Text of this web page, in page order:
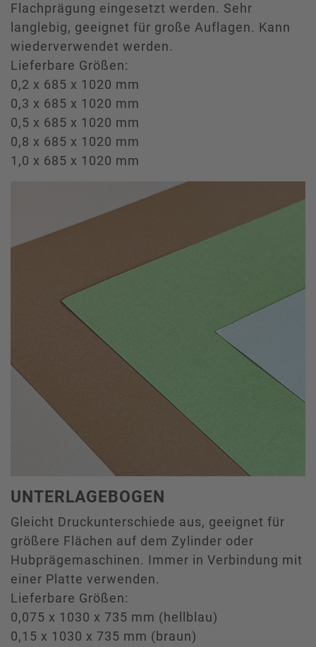
Flachprägung eingesetzt werden. Sehr
langlebig, geeignet für große Auflagen. Kann
wiederverwendet werden.
Lieferbare Größen:
0,2 x 685 x 1020 mm
0,3 x 685 x 1020 mm
0,5 x 685 x 1020 mm
0,8 x 685 x 1020 mm
1,0 x 685 x 1020 mm
UNTERLAGEBOGEN
Gleicht Druckunterschiede aus, geeignet für
größere Flächen auf dem Zylinder oder
Hubprägemaschinen. Immer in Verbindung mit
einer Platte verwenden.
Lieferbare Größen:
0,075 x 1030 x 735 mm (hellblau)
0,15 x 1030 x 735 mm (braun)